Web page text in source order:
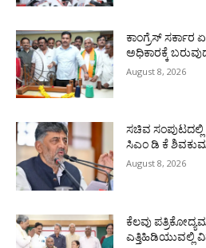
ಕಾಂಗ್ರೆಸ್
ಅಧಿಕಾರಕ್ಕೆ
August 8, 2026
ಸಚಿವ
ಸಿಎಂ ಡಿ ಕೆ
August 8, 2026
ಕೆಲವು
ಎತ್ತಿಹಿಡಿಯುವಲ್ಲಿ